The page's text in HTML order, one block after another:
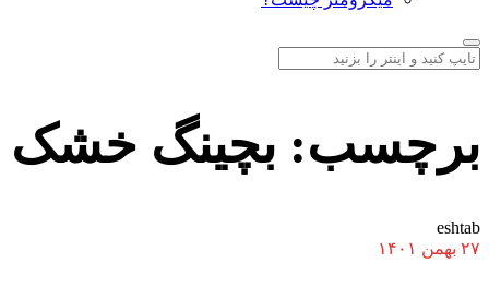
برچسب: بچینگ خشک
eshtab
۲۷ بهمن ۱۴۰۱